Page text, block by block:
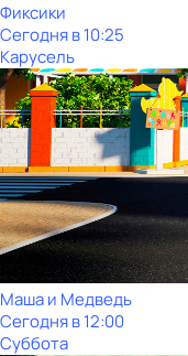
Фиксики
Сегодня в 10:25
Карусель
Маша и Медведь
Сегодня в 12:00
Суббота